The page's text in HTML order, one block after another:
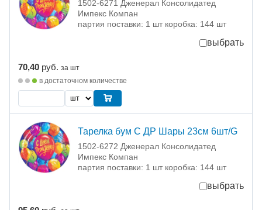
1502-6271 Дженерал Консолидатед
Импекс Компан
партия поставки: 1 шт коробка: 144 шт
выбрать
70,40 руб. за шт
в достаточном количестве
Тарелка бум С ДР Шары 23см 6шт/G
1502-6272 Дженерал Консолидатед
Импекс Компан
партия поставки: 1 шт коробка: 144 шт
выбрать